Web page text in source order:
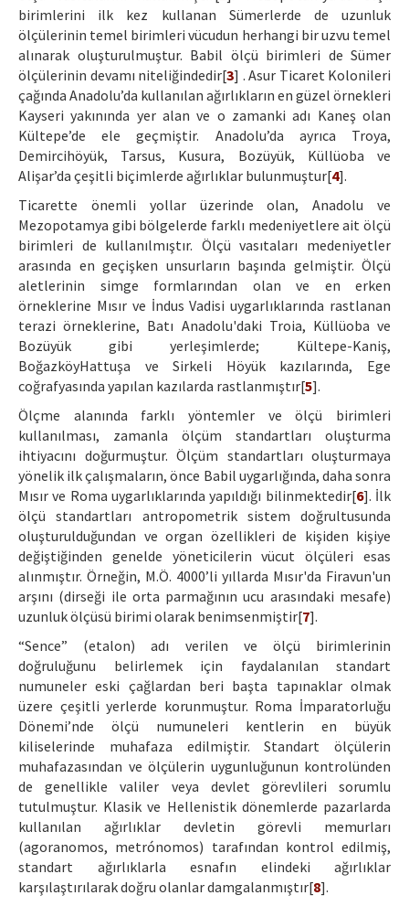
birimlerini ilk kez kullanan Sümerlerde de uzunluk
ölçülerinin temel birimleri vücudun herhangi bir uzvu temel
alınarak oluşturulmuştur. Babil ölçü birimleri de Sümer
ölçülerinin devamı niteliğindedir[3] . Asur Ticaret Kolonileri
çağında Anadolu’da kullanılan ağırlıkların en güzel örnekleri
Kayseri yakınında yer alan ve o zamanki adı Kaneş olan
Kültepe’de ele geçmiştir. Anadolu’da ayrıca Troya,
Demircihöyük, Tarsus, Kusura, Bozüyük, Küllüoba ve
Alişar’da çeşitli biçimlerde ağırlıklar bulunmuştur[4].
Ticarette önemli yollar üzerinde olan, Anadolu ve
Mezopotamya gibi bölgelerde farklı medeniyetlere ait ölçü
birimleri de kullanılmıştır. Ölçü vasıtaları medeniyetler
arasında en geçişken unsurların başında gelmiştir. Ölçü
aletlerinin simge formlarından olan ve en erken
örneklerine Mısır ve İndus Vadisi uygarlıklarında rastlanan
terazi örneklerine, Batı Anadolu'daki Troia, Küllüoba ve
Bozüyük gibi yerleşimlerde; Kültepe-Kaniş,
BoğazköyHattuşa ve Sirkeli Höyük kazılarında, Ege
coğrafyasında yapılan kazılarda rastlanmıştır[5].
Ölçme alanında farklı yöntemler ve ölçü birimleri
kullanılması, zamanla ölçüm standartları oluşturma
ihtiyacını doğurmuştur. Ölçüm standartları oluşturmaya
yönelik ilk çalışmaların, önce Babil uygarlığında, daha sonra
Mısır ve Roma uygarlıklarında yapıldığı bilinmektedir[6]. İlk
ölçü standartları antropometrik sistem doğrultusunda
oluşturulduğundan ve organ özellikleri de kişiden kişiye
değiştiğinden genelde yöneticilerin vücut ölçüleri esas
alınmıştır. Örneğin, M.Ö. 4000’li yıllarda Mısır'da Firavun'un
arşını (dirseği ile orta parmağının ucu arasındaki mesafe)
uzunluk ölçüsü birimi olarak benimsenmiştir[7].
“Sence” (etalon) adı verilen ve ölçü birimlerinin
doğruluğunu belirlemek için faydalanılan standart
numuneler eski çağlardan beri başta tapınaklar olmak
üzere çeşitli yerlerde korunmuştur. Roma İmparatorluğu
Dönemi’nde ölçü numuneleri kentlerin en büyük
kiliselerinde muhafaza edilmiştir. Standart ölçülerin
muhafazasından ve ölçülerin uygunluğunun kontrolünden
de genellikle valiler veya devlet görevlileri sorumlu
tutulmuştur. Klasik ve Hellenistik dönemlerde pazarlarda
kullanılan ağırlıklar devletin görevli memurları
(agoranomos, metrónomos) tarafından kontrol edilmiş,
standart ağırlıklarla esnafın elindeki ağırlıklar
karşılaştırılarak doğru olanlar damgalanmıştır[8].